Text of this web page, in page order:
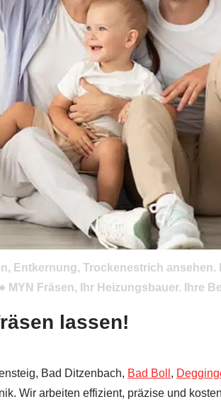
Entkernung, Trockenestrich ansehen.
Fräsen, Ihr Heizungsbauer. Ihre
lassen!
Bad Ditzenbach, Bad Boll ,
Wir arbeiten effizient, präzise und